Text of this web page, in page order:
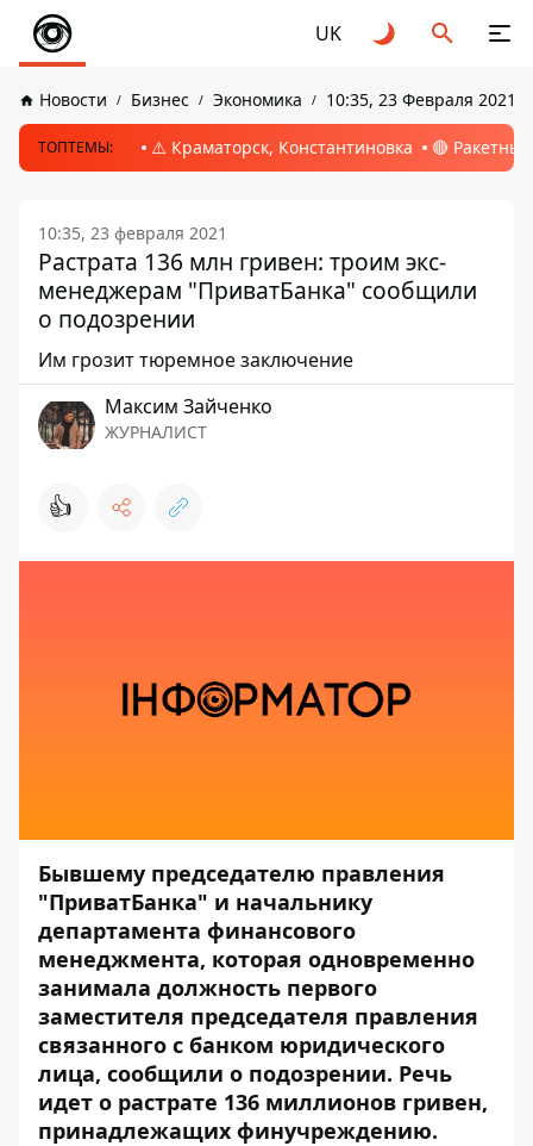
UK
Новости Бизнес Экономика 10:35, 23 Февраля 2021
ТОПТЕМЫ: ⚠️ Краматорск, Константиновка 🔴
10:35, 23 февраля 2021
Растрата 136 млн гривен: троим экс-
менеджерам "ПриватБанка" сообщили
о подозрении
Им грозит тюремное заключение
Максим Зайченко
ЖУРНАЛИСТ
👍
Бывшему председателю правления
"ПриватБанка" и начальнику
департамента финансового
менеджмента, которая одновременно
занимала должность первого
заместителя председателя правления
связанного с банком юридического
лица, сообщили о подозрении. Речь
идет о растрате 136 миллионов гривен,
принадлежащих финучреждению.